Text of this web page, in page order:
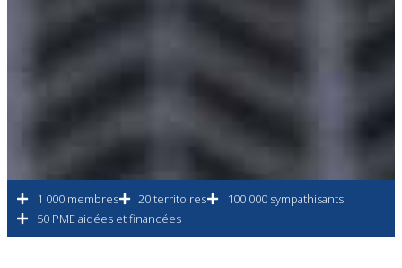
1 000 membres 20 territoires
100 000 sympathisants
50 PME aidées et financées